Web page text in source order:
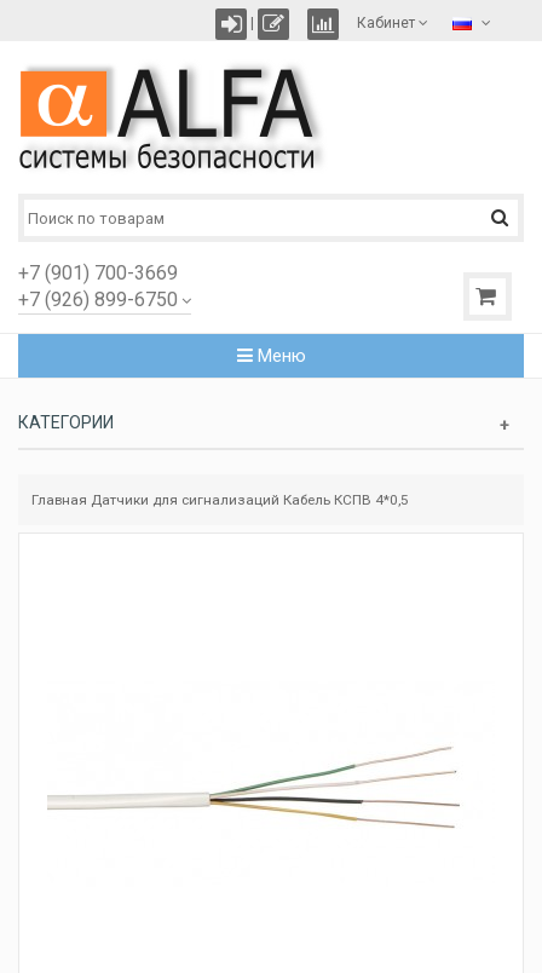
Кабинет
+7 (901) 700-3669
+7 (926) 899-6750
Меню
КАТЕГОРИИ
Главная Датчики для сигнализаций Кабель КСПВ 4*0,5